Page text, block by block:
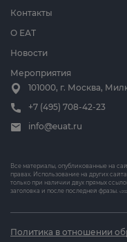
О ЕАТ
Новости
Мероприятия
Контакты
101000, г. Москва,
+7 (495) 708-42-23
info@euat.ru
Все материалы, опубликованные на
правах. Использование на других
только при наличии двух прямых
заголовка и после последней фразы.
Политика в отношении